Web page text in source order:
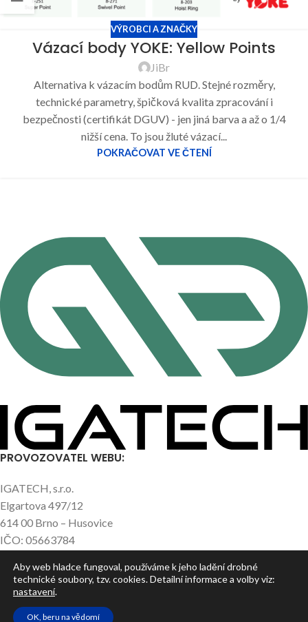
VÝROBCI A ZNAČKY
Vázací body YOKE: Yellow Points
JiBr
Alternativa k vázacím bodům RUD. Stejné rozměry,
technické parametry, špičková kvalita zpracování i
bezpečnosti (certifikát DGUV) - jen jiná barva a až o 1/4
nižší cena. To jsou žluté vázací...
POKRAČOVAT VE ČTENÍ
PROVOZOVATEL WEBU:
IGATECH, s.r.o.
Elgartova 497/12
614 00 Brno – Husovice
IČO: 05663784
NEJNOVĚJŠÍ ČLÁNKY
UŽITEČNÉ ODKAZY
Aby web hladce fungoval, používáme k jeho ladění drobné
technické soubory, tzv. cookies. Detailní informace a volby viz:
nastavení.
OK, beru na vědomí